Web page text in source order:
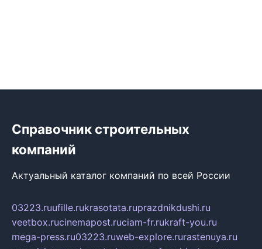
Справочник строительных
компаний
Актуальный каталог компаний по всей России
03223.ruufille.rukrasotata.ruprazdnikdushi.ru
veetbox.rucinemapost.ruciam-fr.rukraft-you.ru
mega-press.ru03223.ruweb-explore.rurastenuya.ru